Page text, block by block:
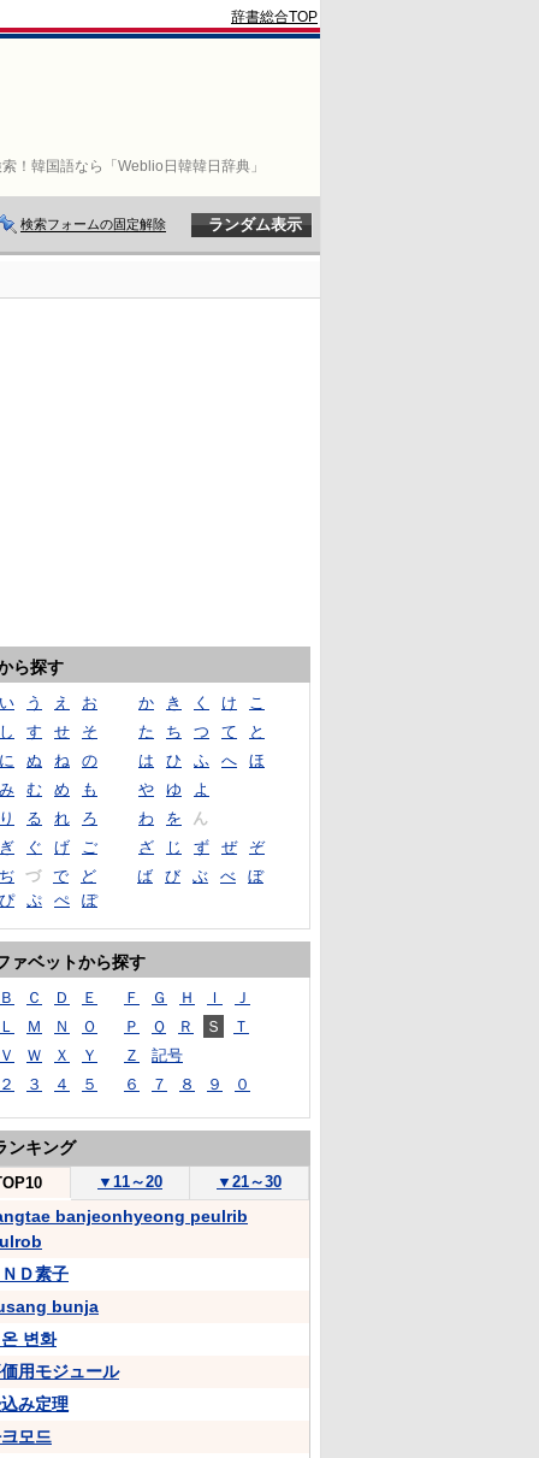
！韓国語なら「Weblio日韓韓日辞典」
辞書総合TOP
検索フォームの固定解除
ら探す
い う え お か き く け
こ
し
す せ そ た ち つ て
と
に
ぬ ね の は ひ ふ へ
ほ
み
む め も や ゆ
よ
り
る れ ろ わ を
ん
ぎ
ぐ げ ご ざ じ ず ぜ
ぞ
ぢ づ で ど ば び ぶ べ
ぼ
ぴ
ぷ ぺ ぽ
ァベットから探す
Ｂ Ｃ Ｄ Ｅ Ｆ Ｇ Ｈ Ｉ
Ｊ
Ｌ
Ｍ Ｎ Ｏ Ｐ Ｑ Ｒ Ｓ
Ｔ
Ｖ
Ｗ Ｘ Ｙ Ｚ
記号
２
３ ４ ５ ６ ７ ８ ９ ０
ンキング
▼ 11～20 ▼ 21～30
banjeonhyeong peulrib
Ｄ素子
bunja
변화
用モジュール
み定理
모드